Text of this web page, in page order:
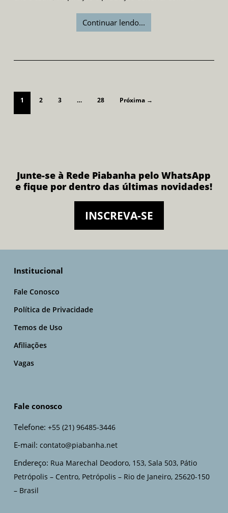
Continuar lendo...
1 2 3 … 28 Próxima →
Junte-se à Rede Piabanha pelo WhatsApp
e fique por dentro das últimas novidades!
INSCREVA-SE
Institucional
Fale Conosco
Política de Privacidade
Temos de Uso
Afiliações
Vagas
Fale conosco
Telefone: +55 (21) 96485-3446
E-mail: contato@piabanha.net
Endereço: Rua Marechal Deodoro, 153, Sala 503, Pátio
Petrópolis – Centro, Petrópolis – Rio de Janeiro, 25620-150
– Brasil